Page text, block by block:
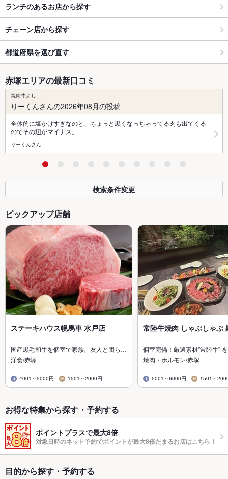
ランチのあるお店から探す
チェーン店から探す
都道府県を選び直す
赤塚エリアの最新口コミ
焼肉牛よし
りーくんさんの2026年08月の投稿
全体的に塩かけすぎなのと、ちょっと黒くなっちゃってる肉も出てくる
のでその辺がマイナス。
りーくんさん
検索条件変更
ピックアップ店舗
ステーキハウス幌馬車 水戸店
国産黒毛和牛を個室で家族、友人と団ら…
洋食/赤塚
4001～5000円 1501～2000円
常陸牛焼肉 しゃぶしゃぶ
個室完備！厳選素材”常陸牛”
焼肉・ホルモン/赤塚
5001～6000円 1501～
お得な特集から探す・予約する
ポイントプラスで最大8倍
対象日時のネット予約でポイントが最大8倍たまるお店はこちら！
目的から探す・予約する